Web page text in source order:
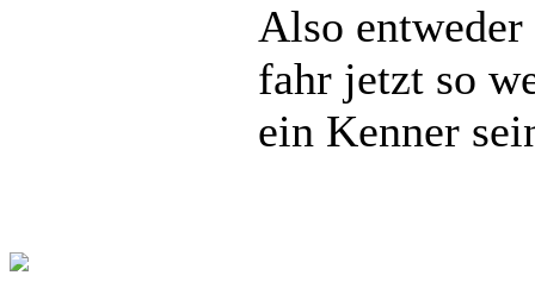
Also
fahr jetzt so
ein Kenner